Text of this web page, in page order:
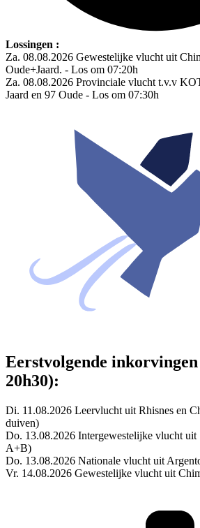
Lossingen :
Za. 08.08.2026 Gewestelijke vlucht uit
Oude+Jaard. - Los om 07:20h
Za. 08.08.2026 Provinciale vlucht t.v.v
Jaard en 97 Oude - Los om 07:30h
Eerstvolgende
20h30):
Di. 11.08.2026 Leervlucht uit Rhisnes en
duiven)
Do. 13.08.2026 Intergewestelijke vlucht uit
A+B)
Do. 13.08.2026 Nationale vlucht uit
Vr. 14.08.2026 Gewestelijke vlucht uit